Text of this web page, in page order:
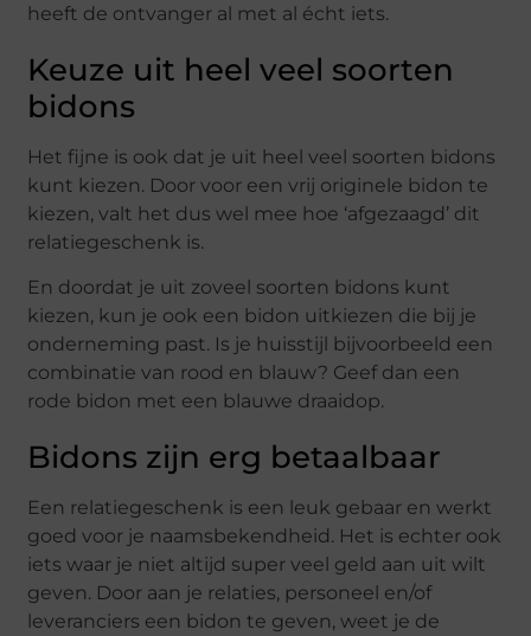
heeft de ontvanger al met al écht iets.
Keuze uit heel veel soorten
bidons
Het fijne is ook dat je uit heel veel soorten bidons
kunt kiezen. Door voor een vrij originele bidon te
kiezen, valt het dus wel mee hoe ‘afgezaagd’ dit
relatiegeschenk is.
En doordat je uit zoveel soorten bidons kunt
kiezen, kun je ook een bidon uitkiezen die bij je
onderneming past. Is je huisstijl bijvoorbeeld een
combinatie van rood en blauw? Geef dan een
rode bidon met een blauwe draaidop.
Bidons zijn erg betaalbaar
Een relatiegeschenk is een leuk gebaar en werkt
goed voor je naamsbekendheid. Het is echter ook
iets waar je niet altijd super veel geld aan uit wilt
geven. Door aan je relaties, personeel en/of
leveranciers een bidon te geven, weet je de